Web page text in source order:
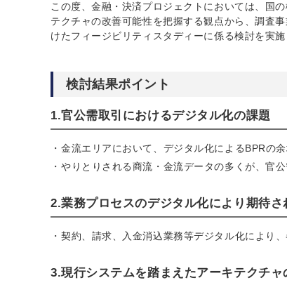
この度、金融・決済プロジェクトにおいては、国
テクチャの改善可能性を把握する観点から、調査
けたフィージビリティスタディーに係る検討を実施
検討結果ポイント
1.官公需取引におけるデジタル化の課題
金流エリアにおいて、デジタル化によるBPRの余
やりとりされる商流・金流データの多くが、官
2.業務プロセスのデジタル化により期待さ
契約、請求、入金消込業務等デジタル化により
3.現行システムを踏まえたアーキテクチャ